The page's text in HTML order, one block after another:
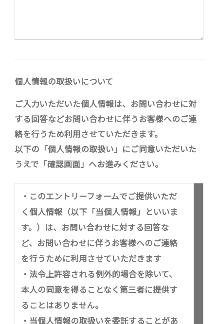
個人情報の取扱いについて
ご入力いただいた個人情報は、お問い合わせに対
する回答などお問い合わせに伴うお客様へのご連
絡を行うため利用させていただきます。
以下の「個人情報の取扱い」にご同意いただいた
うえで「確認画面」へお進みください。
・このエントリーフォームでご提供いただ
く個人情報（以下「当個人情報」といいま
す。）は、お問い合わせに対する回答な
ど、お問い合わせに伴うお客様へのご連絡
を行うために利用させていただきます
・法令上許容される例外的場合を除いて、
本人の同意を得ることなく第三者に提供す
ることはありません。
・当個人情報の取扱いを委託することがあ